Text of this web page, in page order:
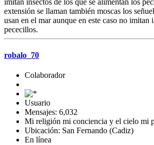
imitan insectos de los que se alimentan los
extensión se llaman también moscas los
usan en el mar aunque en este caso no imitan
pececillos.
robalo_70
Colaborador
Usuario
Mensajes: 6,032
Mi religión mi conciencia y el cielo mi
Ubicación: San Fernando (Cadiz)
En línea